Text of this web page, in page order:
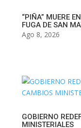
“PIÑA” MUERE
FUGA DE SAN
Ago 8, 2026
GOBIERNO
MINISTERIALES